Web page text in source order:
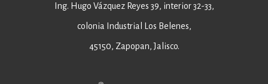
Ing. Hugo Vázquez Reyes 39, interior 32-33,
colonia Industrial Los Belenes,
45150, Zapopan, Jalisco.